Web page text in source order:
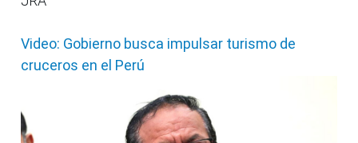
Video: Gobierno busca impulsar turismo de
cruceros en el Perú